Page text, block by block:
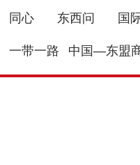
同心 东西问 国
一带一路 中国—东盟